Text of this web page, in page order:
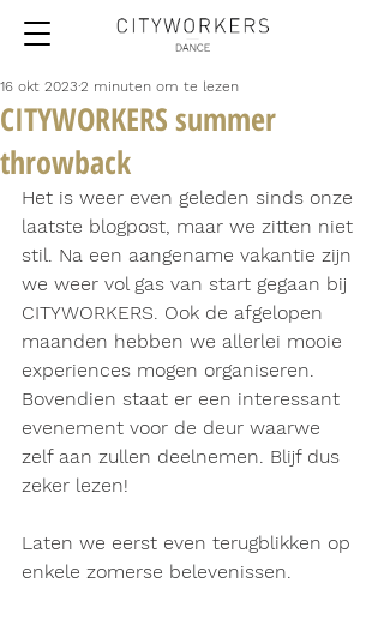
CITYWORKERS summer
throwback
16 okt 2023 2 minuten om te lezen
Het is weer even geleden sinds onze
laatste blogpost, maar we zitten niet
stil. Na een aangename vakantie zijn
we weer vol gas van start gegaan bij
CITYWORKERS. Ook de afgelopen
maanden hebben we allerlei mooie
experiences mogen organiseren.
Bovendien staat er een interessant
evenement voor de deur waarwe
zelf aan zullen deelnemen. Blijf dus
zeker lezen!
Laten we eerst even terugblikken op
enkele zomerse belevenissen.